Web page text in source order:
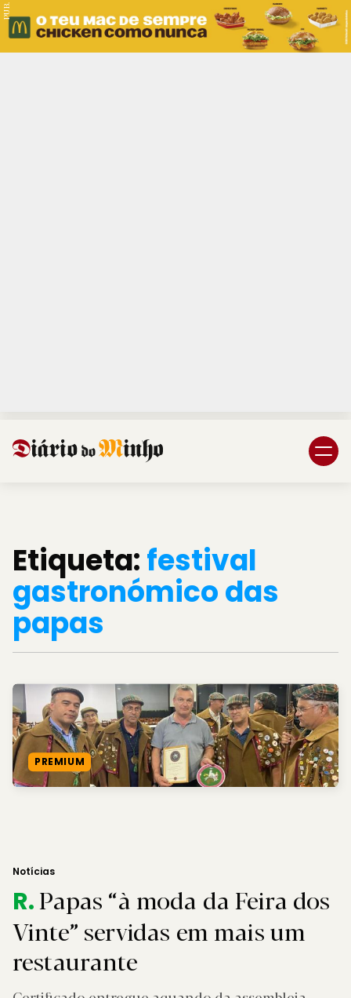
PUB.
Etiqueta:festival
gastronómico das
papas
PREMIUM
Notícias
R.Papas “à moda da Feira dos
Vinte” servidas em mais um
restaurante